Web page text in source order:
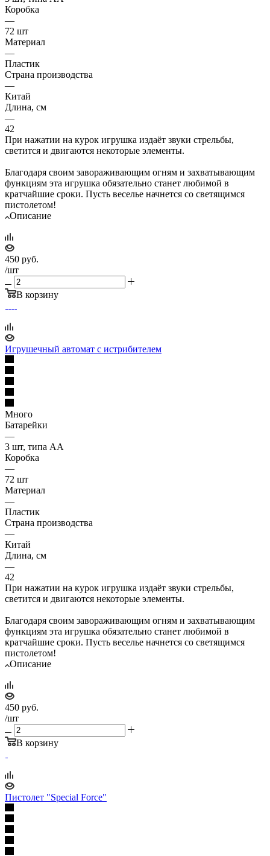
Коробка
—
72 шт
Материал
—
Пластик
Страна производства
—
Китай
Длина, см
—
42
При нажатии на курок игрушка издаёт звуки стрельбы,
светится и двигаются некоторые элементы.
Благодаря своим завораживающим огням и захватывающим
функциям эта игрушка обязательно станет любимой в
кратчайшие сроки. Пусть веселье начнется со светящимся
пистолетом!
Описание
450 руб.
/шт
В корзину
Игрушечный автомат с истрибителем
Много
Батарейки
—
3 шт, типа АА
Коробка
—
72 шт
Материал
—
Пластик
Страна производства
—
Китай
Длина, см
—
42
При нажатии на курок игрушка издаёт звуки стрельбы,
светится и двигаются некоторые элементы.
Благодаря своим завораживающим огням и захватывающим
функциям эта игрушка обязательно станет любимой в
кратчайшие сроки. Пусть веселье начнется со светящимся
пистолетом!
Описание
450 руб.
/шт
В корзину
Пистолет "Special Force"